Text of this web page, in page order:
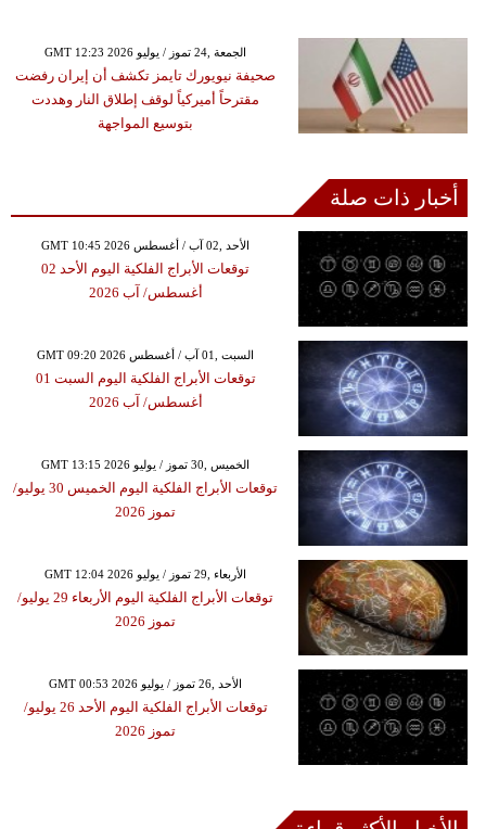
GMT 12:23 2026 الجمعة ,24 تموز / يوليو
صحيفة نيويورك تايمز تكشف أن إيران رفضت
مقترحاً أميركياً لوقف إطلاق النار وهددت
بتوسيع المواجهة
أخبار ذات صلة
GMT 10:45 2026 الأحد ,02 آب / أغسطس
توقعات الأبراج الفلكية اليوم الأحد 02
أغسطس/ آب 2026
GMT 09:20 2026 السبت ,01 آب / أغسطس
توقعات الأبراج الفلكية اليوم السبت 01
أغسطس/ آب 2026
GMT 13:15 2026 الخميس ,30 تموز / يوليو
توقعات الأبراج الفلكية اليوم الخميس 30 يوليو/
تموز 2026
GMT 12:04 2026 الأربعاء ,29 تموز / يوليو
توقعات الأبراج الفلكية اليوم الأربعاء 29 يوليو/
تموز 2026
GMT 00:53 2026 الأحد ,26 تموز / يوليو
توقعات الأبراج الفلكية اليوم الأحد 26 يوليو/
تموز 2026